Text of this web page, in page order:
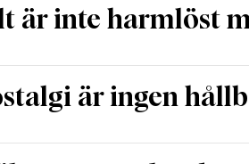
är inte harmlöst
är ingen